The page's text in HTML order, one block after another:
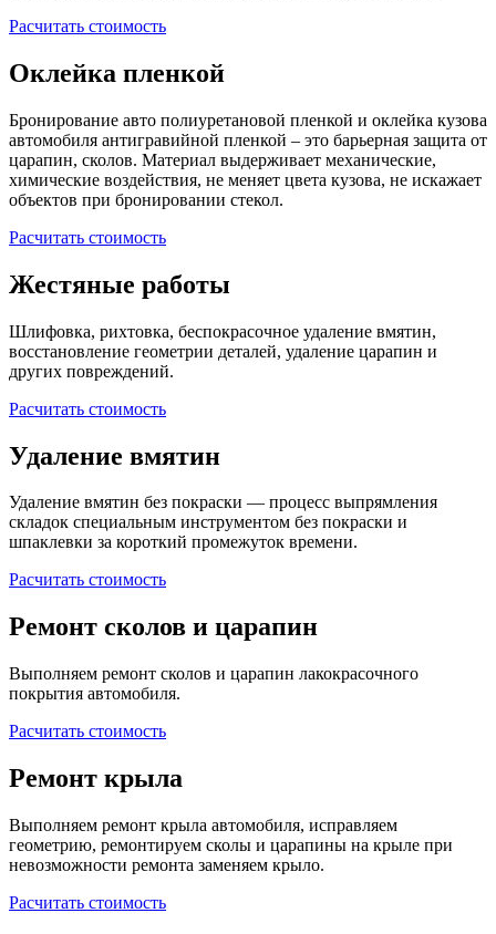
Расчитать стоимость
Оклейка пленкой
Бронирование авто полиуретановой пленкой и оклейка кузова
автомобиля антигравийной пленкой – это барьерная защита от
царапин, сколов. Материал выдерживает механические,
химические воздействия, не меняет цвета кузова, не искажает
объектов при бронировании стекол.
Расчитать стоимость
Жестяные работы
Шлифовка, рихтовка, беспокрасочное удаление вмятин,
восстановление геометрии деталей, удаление царапин и
других повреждений.
Расчитать стоимость
Удаление вмятин
Удаление вмятин без покраски — процесс выпрямления
складок специальным инструментом без покраски и
шпаклевки за короткий промежуток времени.
Расчитать стоимость
Ремонт сколов и царапин
Выполняем ремонт сколов и царапин лакокрасочного
покрытия автомобиля.
Расчитать стоимость
Ремонт крыла
Выполняем ремонт крыла автомобиля, исправляем
геометрию, ремонтируем сколы и царапины на крыле при
невозможности ремонта заменяем крыло.
Расчитать стоимость